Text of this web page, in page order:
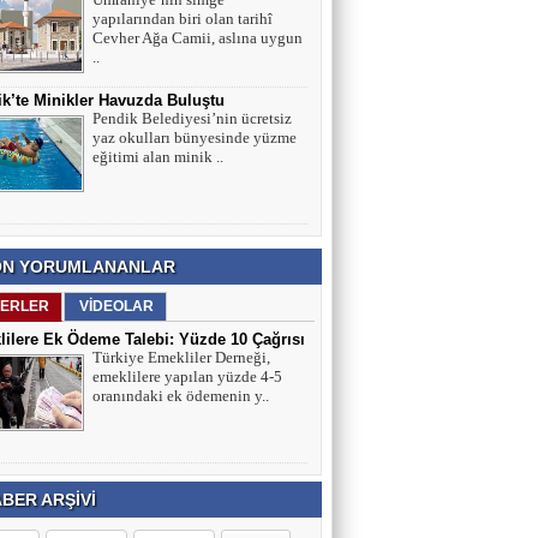
yapılarından biri olan tarihî
Cevher Ağa Camii, aslına uygun
..
Minikler Havuzda Buluştu
Pendik Belediyesi’nin ücretsiz
yaz okulları bünyesinde yüzme
eğitimi alan minik ..
YORUMLANANLAR
VİDEOLAR
Ek Ödeme Talebi: Yüzde 10 Çağrısı
Türkiye Emekliler Derneği,
emeklilere yapılan yüzde 4-5
oranındaki ek ödemenin y..
ARŞİVİ